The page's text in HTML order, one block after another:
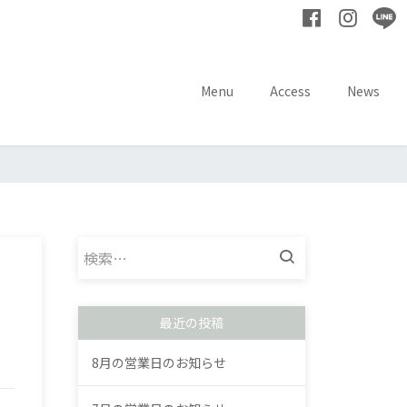
Menu Access News
索:
最近の投稿
8月の営業日のお知らせ